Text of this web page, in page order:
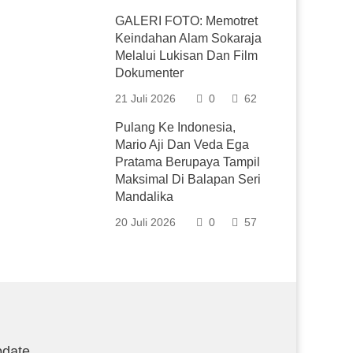
GALERI FOTO: Memotret
Keindahan Alam Sokaraja
Melalui Lukisan Dan Film
Dokumenter
21 Juli 2026 0 62
Pulang Ke Indonesia,
Mario Aji Dan Veda Ega
Pratama Berupaya Tampil
Maksimal Di Balapan Seri
Mandalika
20 Juli 2026 0 57